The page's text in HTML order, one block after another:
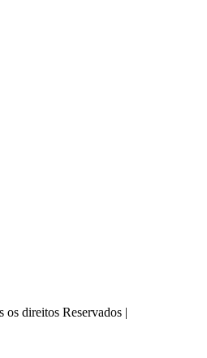
direitos Reservados |